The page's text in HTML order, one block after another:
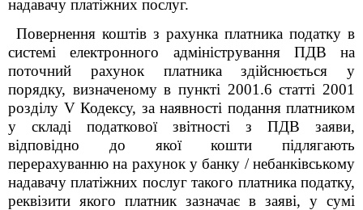
надавачу платіжних послуг.
Повернення коштів з рахунка платника податку в
системі електронного адміністрування ПДВ на
поточний рахунок платника здійснюється у
порядку, визначеному в пункті 2001 .6 статті 2001
розділу V Кодексу, за наявності подання платником
у складі податкової звітності з ПДВ заяви,
відповідно до якої кошти підлягають
перерахуванню на рахунок у банку / небанківському
надавачу платіжних послуг такого платника податку,
реквізити якого платник зазначає в заяві, у сумі